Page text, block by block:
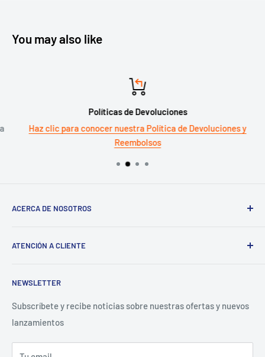
You may also like
Políticas de Devoluciones
Haz clic para conocer nuestra Política de Devoluciones y
Reembolsos
ACERCA DE NOSOTROS
¿Tienes un Negocio? Regístrate aquí
ATENCIÓN A CLIENTE
Términos y Condiciones
Aviso de Privacidad
Contacto para proveedores
NEWSLETTER
Subscríbete y recibe noticias sobre nuestras ofertas y nuevos
lanzamientos